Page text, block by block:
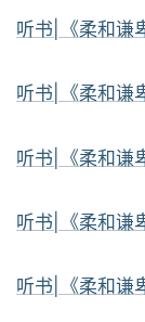
听书|《柔和谦
听书|《柔和谦
听书|《柔和谦
听书|《柔和谦
听书|《柔和谦